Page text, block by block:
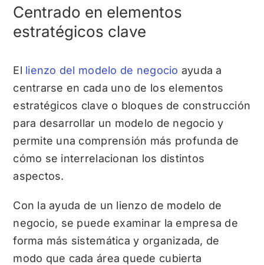
Centrado en elementos
estratégicos clave
El lienzo del modelo de negocio ayuda a
centrarse en cada uno de los elementos
estratégicos clave o bloques de construcción
para desarrollar un modelo de negocio y
permite una comprensión más profunda de
cómo se interrelacionan los distintos
aspectos.
Con la ayuda de un lienzo de modelo de
negocio, se puede examinar la empresa de
forma más sistemática y organizada, de
modo que cada área quede cubierta